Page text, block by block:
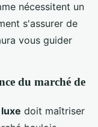
nécessitent un
s'assurer de
vous guider
du marché de
doit maîtriser